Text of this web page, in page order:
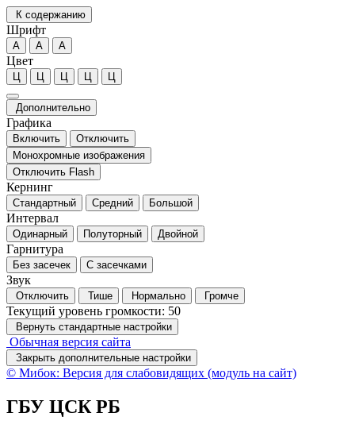
К содержанию
Шрифт
А А А
Цвет
Ц Ц Ц Ц Ц
Дополнительно
Графика
Включить
Отключить
Монохромные изображения
Отключить Flash
Кернинг
Стандартный Средний Большой
Интервал
Одинарный Полуторный Двойной
Гарнитура
Без засечек С засечками
Звук
Отключить Тише Нормально Громче
Текущий уровень громкости: 50
Вернуть стандартные настройки
Обычная версия сайта
Закрыть дополнительные настройки
© Мибок: Версия для слабовидящих (модуль на сайт)
ГБУ ЦСК РБ